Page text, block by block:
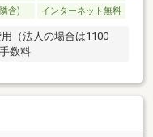
含) インターネット無料
（法人の場合は1100
数料